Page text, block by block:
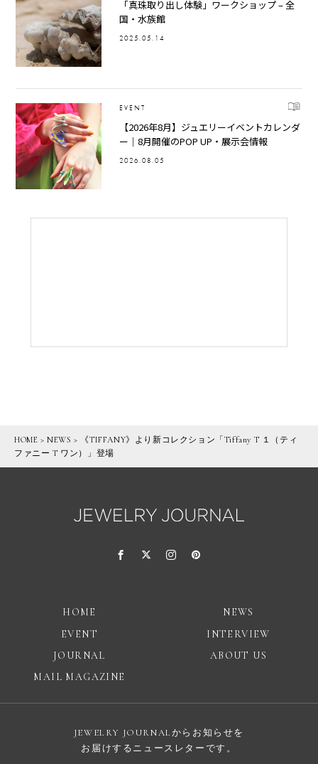
「真珠取り出し体験」ワークショップ – 全
国・水族館
2025.05.14
EVENT
【2026年8月】ジュエリーイベントカレンダ
ー｜8月開催のPOP UP・展示会情報
2026.08.05
HOME >NEWS >
《TIFFANY》より新コレクション「Tiffany T １（ティ
ファニー T ワン）」登場
HOME
NEWS
EVENT
INTERVIEW
JOURNAL
ABOUT US
MAIL MAGAZINE
JEWELRY JOURNALからお知らせを
お届けするニュースレターです。